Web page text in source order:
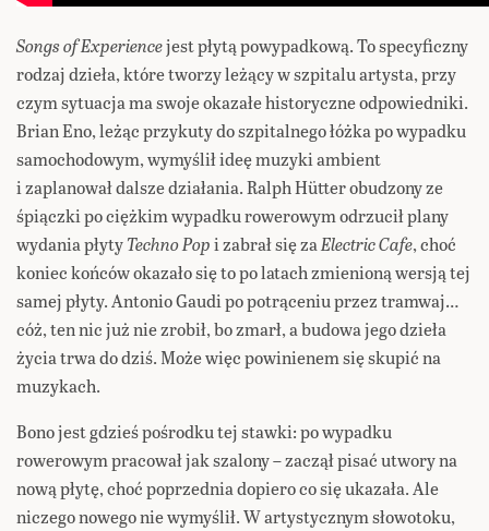
Songs of Experiencejest płytą powypadkową. To specyficzny
rodzaj dzieła, które tworzy leżący w szpitalu artysta, przy
czym sytuacja ma swoje okazałe historyczne odpowiedniki.
Brian Eno, leżąc przykuty do szpitalnego łóżka po wypadku
samochodowym, wymyślił ideę muzyki ambient
i zaplanował dalsze działania. Ralph Hütter obudzony ze
śpiączki po ciężkim wypadku rowerowym odrzucił plany
wydania płytyTechno Popi zabrał się zaElectric Cafe, choć
koniec końców okazało się to po latach zmienioną wersją tej
samej płyty. Antonio Gaudi po potrąceniu przez tramwaj…
cóż, ten nic już nie zrobił, bo zmarł, a budowa jego dzieła
życia trwa do dziś. Może więc powinienem się skupić na
muzykach.
Bono jest gdzieś pośrodku tej stawki: po wypadku
rowerowym pracował jak szalony – zaczął pisać utwory na
nową płytę, choć poprzednia dopiero co się ukazała. Ale
niczego nowego nie wymyślił. W artystycznym słowotoku,